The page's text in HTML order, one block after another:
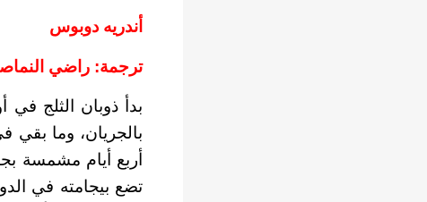
أندريه دوبوس
ترجمة: راضي
بدأ ذوبان الثلج
بالجريان، وما بقي
أربع أيام مشمسة
تضع بيجامته في